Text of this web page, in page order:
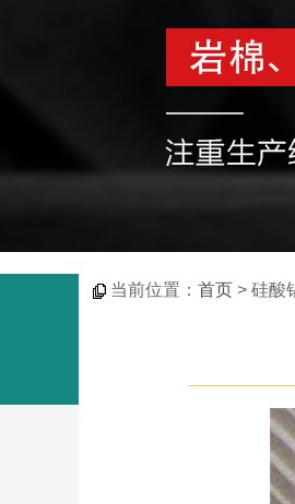
当前位置： 首页 > 硅酸